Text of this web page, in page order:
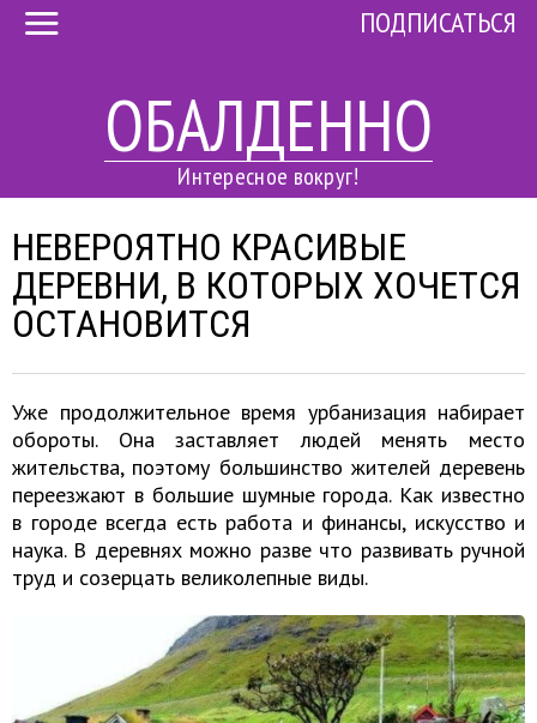
ОБАЛДЕННО
Интересное вокруг!
ПОДПИСАТЬСЯ
НЕВЕРОЯТНО КРАСИВЫЕ
ДЕРЕВНИ, В КОТОРЫХ ХОЧЕТСЯ
ОСТАНОВИТСЯ
Уже продолжительное время урбанизация набирает
обороты. Она заставляет людей менять место
жительства, поэтому большинство жителей деревень
переезжают в большие шумные города. Как известно
в городе всегда есть работа и финансы, искусство и
наука. В деревнях можно разве что развивать ручной
труд и созерцать великолепные виды.